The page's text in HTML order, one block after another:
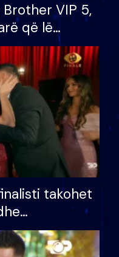
VIP 5,
që lë
për
takohet
ndonjë letër